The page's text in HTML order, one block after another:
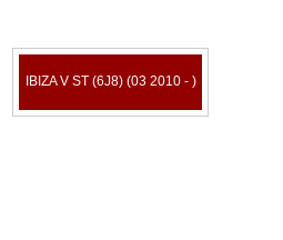
IBIZA V ST (6J8) (03 2010 - )